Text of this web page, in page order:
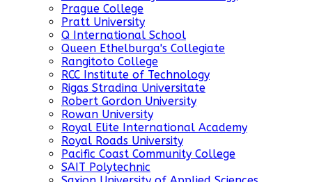
Prague College
Pratt University
Q International School
Queen Ethelburga's Collegiate
Rangitoto College
RCC Institute of Technology
Rigas Stradina Universitate
Robert Gordon University
Rowan University
Royal Elite International Academy
Royal Roads University
Pacific Coast Community College
SAIT Polytechnic